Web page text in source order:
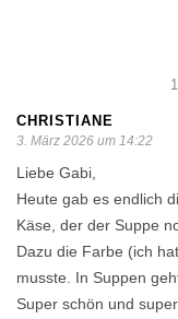
CHRISTIANE
3. März 2026 um 14:22
Liebe Gabi,
Heute gab es endlich
Käse, der der Suppe
Dazu die Farbe (ich
musste. In Suppen
Super schön und